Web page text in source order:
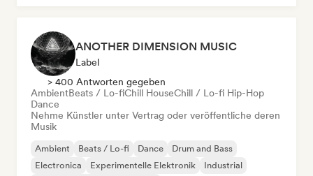
ANOTHER DIMENSION MUSIC
Label
> 400 Antworten gegeben
AmbientBeats / Lo-fiChill HouseChill / Lo-fi Hip-Hop
Dance
Nehme Künstler unter Vertrag oder veröffentliche deren
Musik
Ambient Beats / Lo-fi Dance
Drum and Bass
Electronica
Experimentelle Elektronik
Industrial